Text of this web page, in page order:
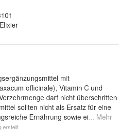
mit
officinale), Vitamin C und
darf nicht überschritten
sollten nicht als Ersatz für eine
Ernährung sowie ei... Mehr
erstellt